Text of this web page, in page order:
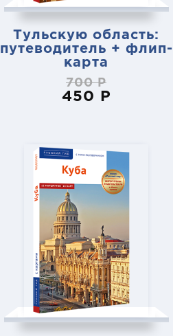
Тульскую область:
путеводитель + флип-
карта
700 Р
450 Р